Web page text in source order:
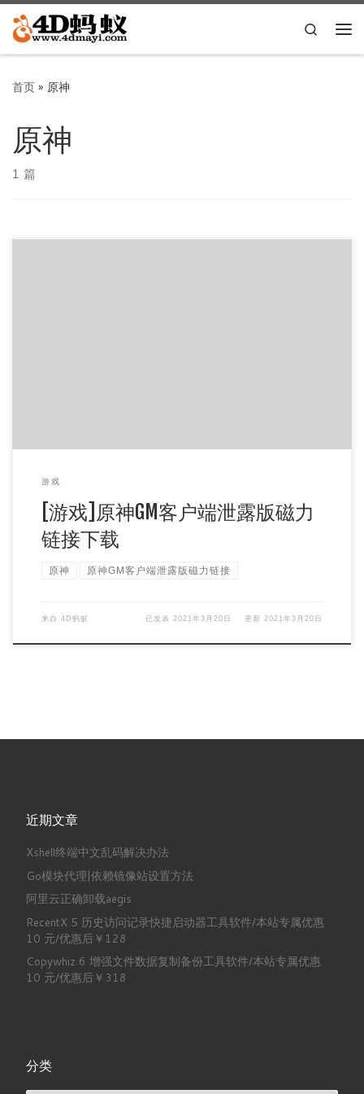
Skip to content
Search
首页» 原神
原神
1 篇
游戏
[游戏]原神GM客户端泄露版磁力
链接下载
原神 原神GM客户端泄露版磁力链接
来自 4D蚂蚁 已发表 2021年3月20日 更新 2021年3月20日
近期文章
Xshell终端中文乱码解决办法
Go模块代理|依赖镜像站设置方法
阿里云正确卸载aegis
RecentX 5 历史访问记录快捷启动器工具软件/本站专属优惠
10 元/优惠后￥128
Copywhiz 6 增强文件数据复制备份工具软件/本站专属优惠
10 元/优惠后￥318
分类